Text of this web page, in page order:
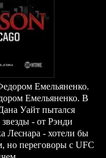
ром Емельяненко.
Емельяненко. В
Уайт пытался
- от Рэнди
Леснара - хотели бы
но переговоры с UFC